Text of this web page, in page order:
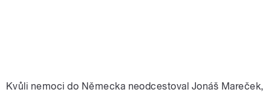
Kvůli nemoci do Německa neodcestoval Jonáš Mareček,